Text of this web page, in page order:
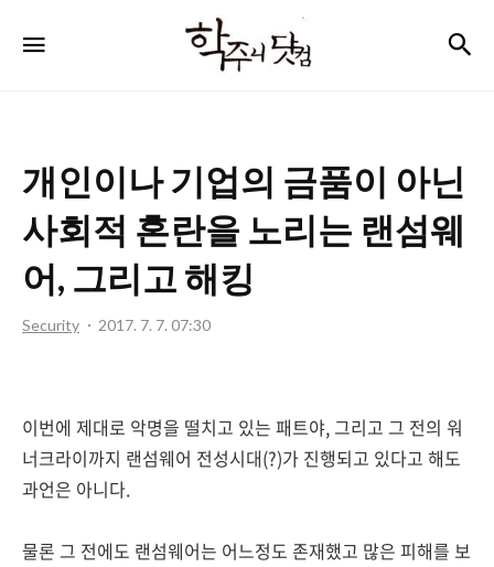
주
컴
개인이나 기업의 금품이 아닌
사회적 혼란을 노리는 랜섬웨
어, 그리고 해킹
Security 2017. 7. 7. 07:30
이번에 제대로 악명을 떨치고 있는 패트야, 그리고 그 전의 워
너크라이까지 랜섬웨어 전성시대(?)가 진행되고 있다고 해도
과언은 아니다.
물론 그 전에도 랜섬웨어는 어느정도 존재했고 많은 피해를 보